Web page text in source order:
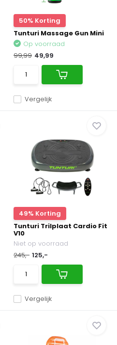
50% Korting
Tunturi Massage Gun Mini
Vergelijk
Op voorraad
99,99 49,99
49% Korting
Tunturi Trilplaat Cardio Fit
V10
Vergelijk
Niet op voorraad
245,- 125,-